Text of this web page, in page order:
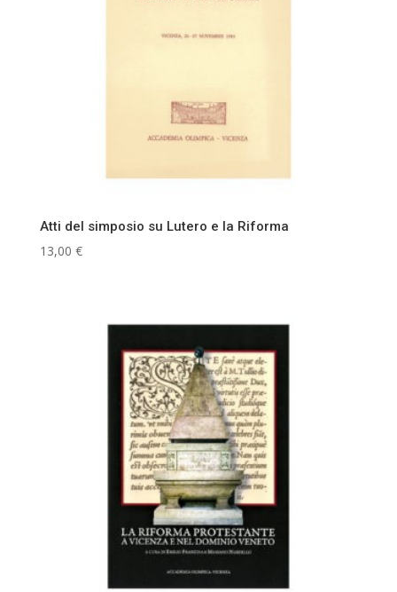
Atti del simposio su Lutero e la Riforma
13,00 €